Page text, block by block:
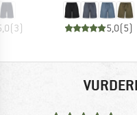
(3) 5,0(5)